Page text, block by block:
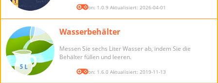
Version: 1.0.9 Aktualisiert: 2026-04-01
Wasserbehälter
Messen Sie sechs Liter Wasser ab, indem Sie die
Behälter füllen und leeren.
Version: 1.6.0 Aktualisiert: 2019-11-13